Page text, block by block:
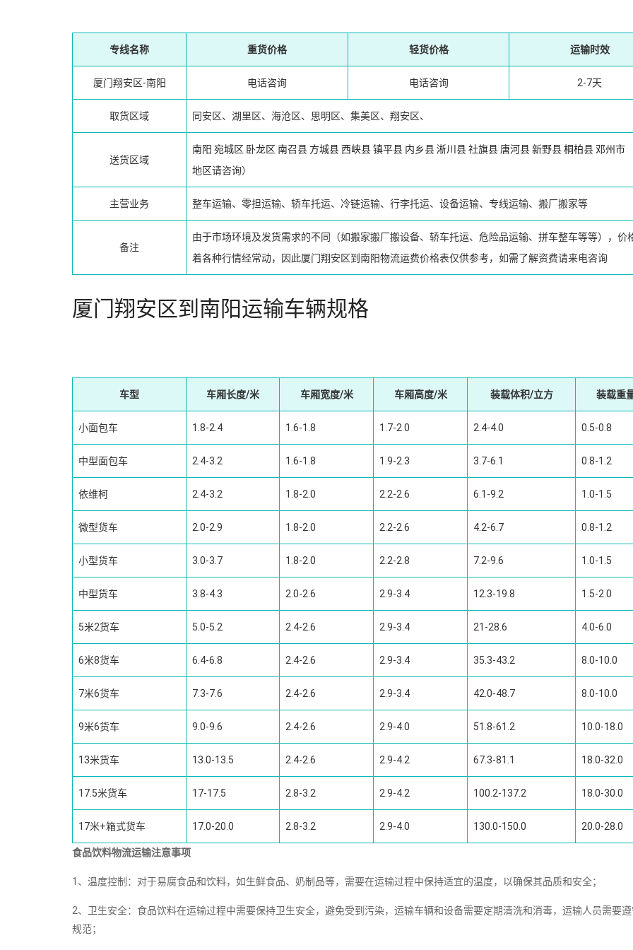
专线名称 重货价格 轻货价格 运输时效
厦门翔安区-南阳 电话咨询 电话咨询 2-7天
取货区域 同安区、湖里区、海沧区、思明区、集美区、翔安区、
送货区域
南阳 宛城区 卧龙区 南召县 方城县西峡县镇平县 内乡县淅川县社旗县 唐河县新野县桐柏县邓州市
地区请咨询）
主营业务 整车运输、零担运输、轿车托运、冷链运输、行李托运、设备运输、专线运输、搬厂搬家等
备注
由于市场环境及发货需求的不同（如搬家搬厂搬设备、轿车托运、危险品运输、拼车整车等等），价
着各种行情经常动，因此厦门翔安区到南阳物流运费价格表仅供参考，如需了解资费请来电咨询
厦门翔安区到南阳运输车辆规格
车型 车厢长度/米 车厢宽度/米 车厢高度/米 装载体积/立方 装载重
小面包车 1.8-2.4 1.6-1.8 1.7-2.0 2.4-4.0 0.5-0.8
中型面包车 2.4-3.2 1.6-1.8 1.9-2.3 3.7-6.1 0.8-1.2
依维柯 2.4-3.2 1.8-2.0 2.2-2.6 6.1-9.2 1.0-1.5
微型货车 2.0-2.9 1.8-2.0 2.2-2.6 4.2-6.7 0.8-1.2
小型货车 3.0-3.7 1.8-2.0 2.2-2.8 7.2-9.6 1.0-1.5
中型货车 3.8-4.3 2.0-2.6 2.9-3.4 12.3-19.8 1.5-2.0
5米2货车 5.0-5.2 2.4-2.6 2.9-3.4 21-28.6 4.0-6.0
6米8货车 6.4-6.8 2.4-2.6 2.9-3.4 35.3-43.2 8.0-10.0
7米6货车 7.3-7.6 2.4-2.6 2.9-3.4 42.0-48.7 8.0-10.0
9米6货车 9.0-9.6 2.4-2.6 2.9-4.0 51.8-61.2 10.0-18.0
13米货车 13.0-13.5 2.4-2.6 2.9-4.2 67.3-81.1 18.0-32.0
17.5米货车 17-17.5 2.8-3.2 2.9-4.2 100.2-137.2 18.0-30.0
17米+箱式货车 17.0-20.0 2.8-3.2 2.9-4.0 130.0-150.0 20.0-28.0
食品饮料物流运输注意事项
1、温度控制：对于易腐食品和饮料，如生鲜食品、奶制品等，需要在运输过程中保持适宜的温度，以确保其品质和安全；
2、卫生安全：食品饮料在运输过程中需要保持卫生安全，避免受到污染，运输车辆和设备需要定期清洗和消毒，运输人员需要
规范；